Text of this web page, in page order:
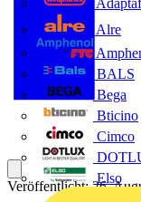
Alre
BALS
Bega
Bticino
Cimco
Elso
Veröffentlicht: 26.